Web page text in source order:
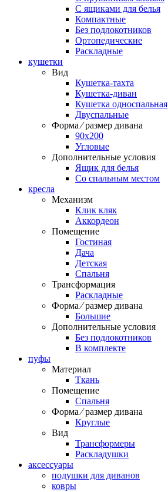
С ящиками для белья
Компактные
Без подлокотников
Ортопедические
Раскладные
кушетки
Вид
Кушетка-тахта
Кушетка-диван
Кушетка односпальная
Двуспальные
Форма ⁄ размер дивана
90х200
Угловые
Дополнительные условия
Ящик для белья
Со спальным местом
кресла
Механизм
Клик кляк
Аккордеон
Помещение
Гостиная
Дача
Детская
Спальня
Трансформация
Раскладные
Форма ⁄ размер дивана
Большие
Дополнительные условия
Без подлокотников
В комплекте
пуфы
Материал
Ткань
Помещение
Спальня
Форма ⁄ размер дивана
Круглые
Вид
Трансформеры
Раскладушки
аксессуары
подушки для диванов
ковры